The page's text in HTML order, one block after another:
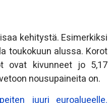
kehitystä. Esimerkiksi
toukokuun alussa. Korot
ovat kivunneet jo 5,17
nousupaineita on.